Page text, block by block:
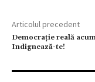
Articolul precedent
Democraţie reală
Indignează-te!